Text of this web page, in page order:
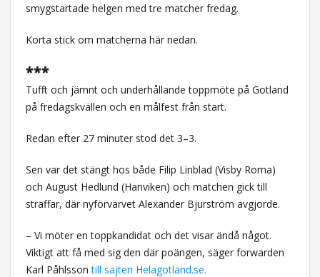
smygstartade helgen med tre matcher fredag.
Korta stick om matcherna här nedan.
***
Tufft och jämnt och underhållande toppmöte på Gotland
på fredagskvällen och en målfest från start.
Redan efter 27 minuter stod det 3–3.
Sen var det stängt hos både Filip Linblad (Visby Roma)
och August Hedlund (Hanviken) och matchen gick till
straffar, där nyförvärvet Alexander Bjurström avgjorde.
– Vi möter en toppkandidat och det visar ändå något.
Viktigt att få med sig den där poängen, säger forwarden
Karl Påhlssontill sajten Helagotland.se.